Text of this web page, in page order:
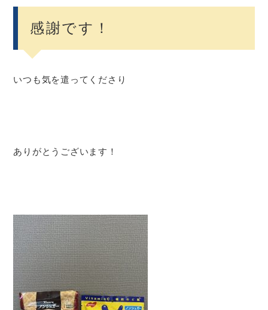
感謝です！
いつも気を遣ってくださり
ありがとうございます！